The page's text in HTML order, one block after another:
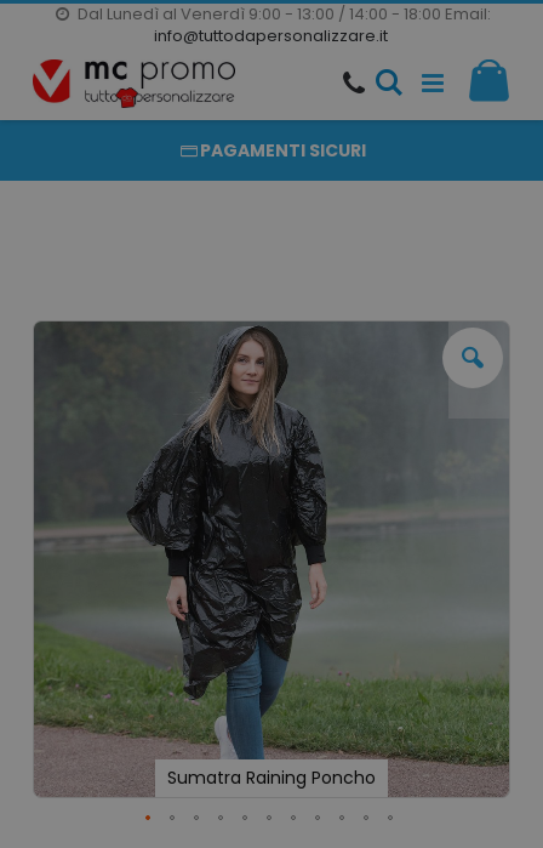
Dal Lunedì al Venerdì 9:00 - 13:00 / 14:00 - 18:00 Email:
info@tuttodapersonalizzare.it
Salta
al
contenuto
20000 PRODOTTI
PRODOTTI COMPLETAMENTE PERSONALIZZABILI
PAGAMENTI SICURI
Vai
Sumatra Raining Poncho